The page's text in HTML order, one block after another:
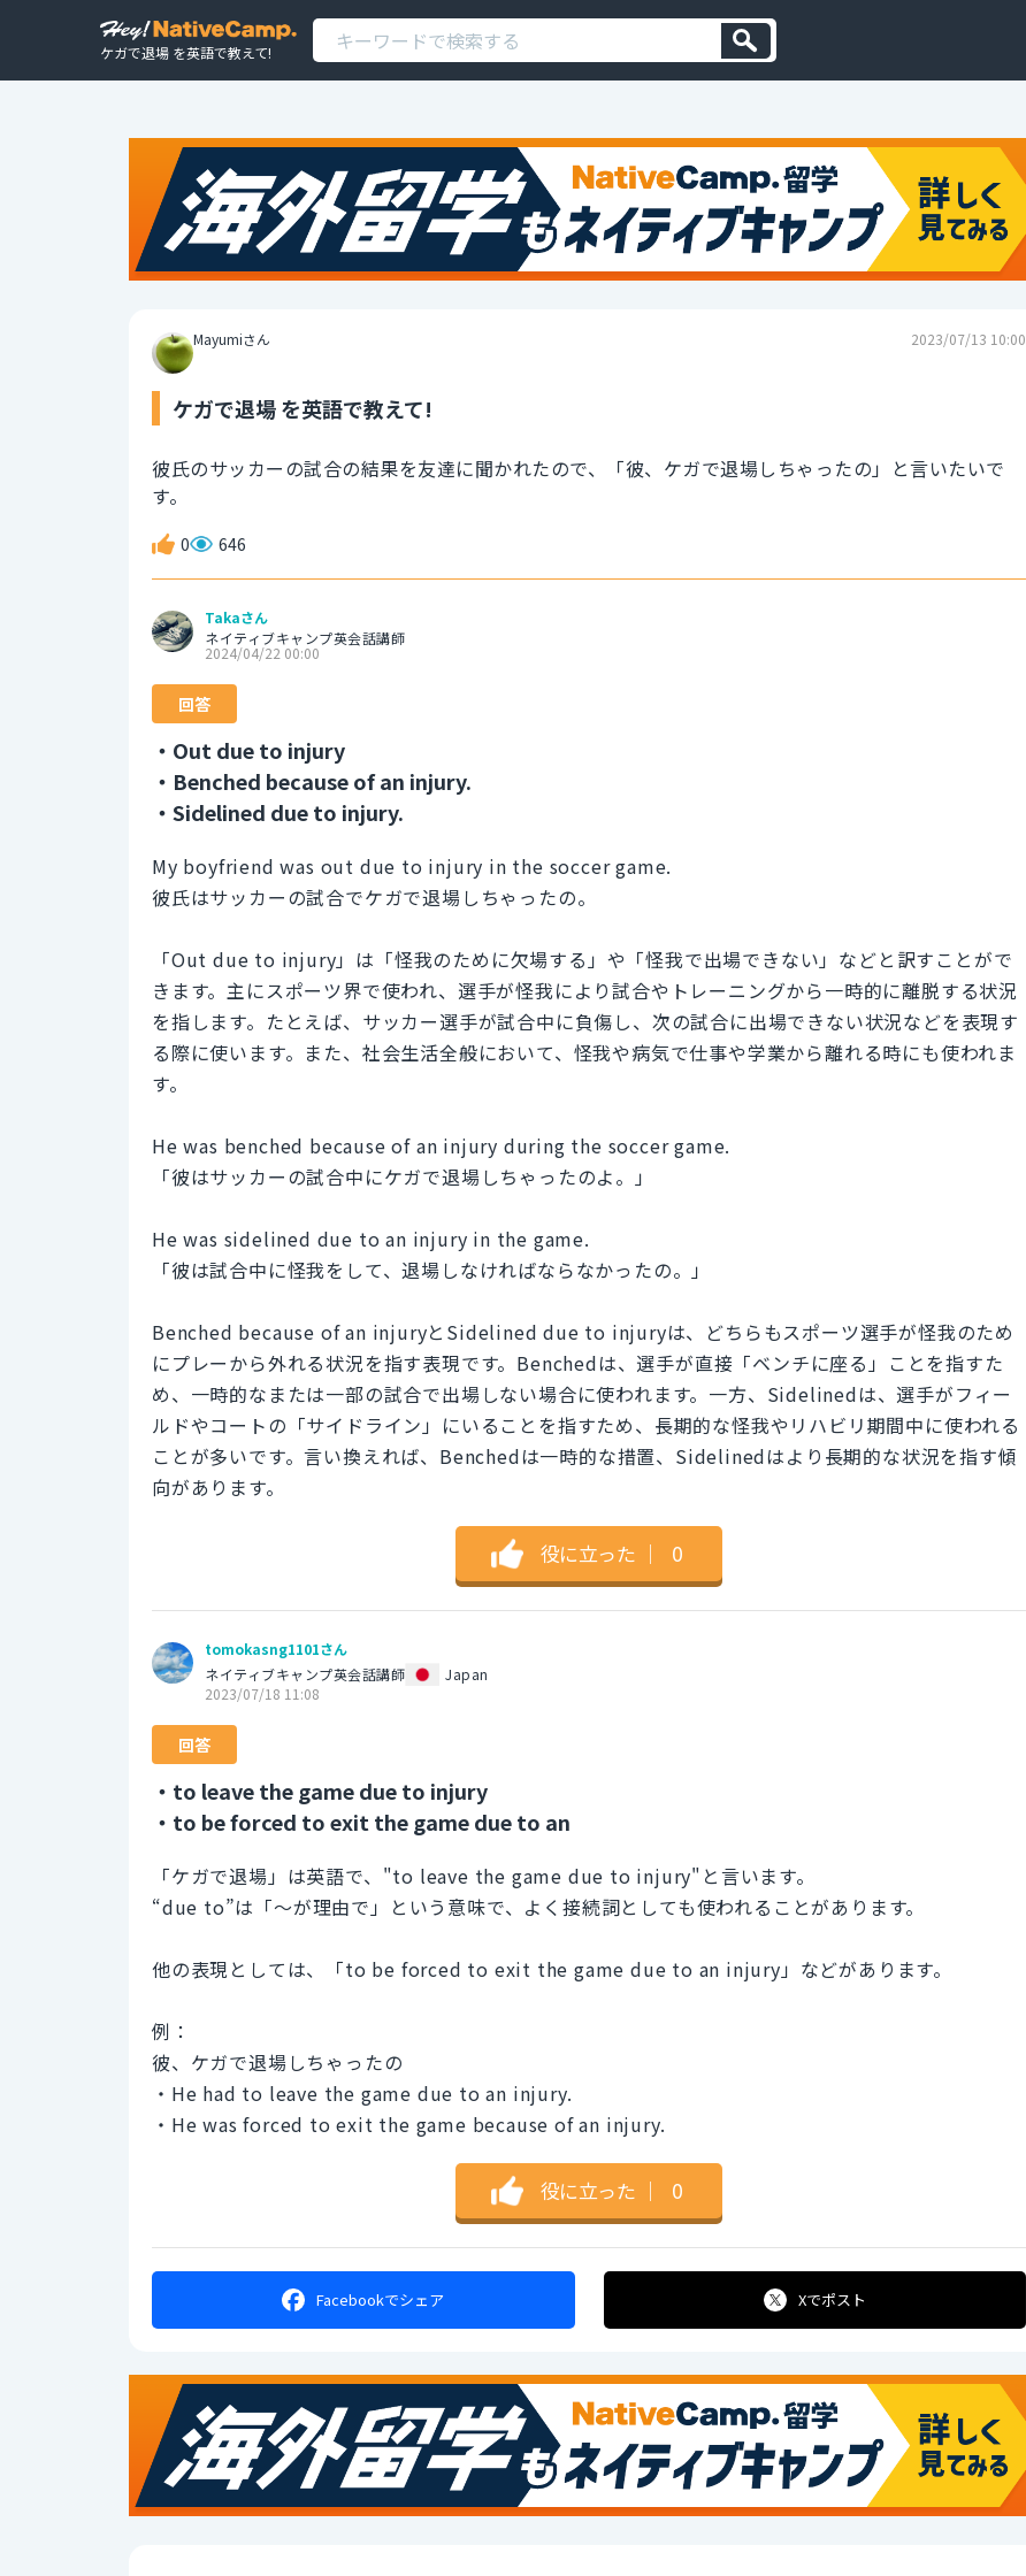
ケガで退場 を英語で教えて!
Mayumiさん 2023/07/13 10:00
ケガで退場 を英語で教えて!
彼氏のサッカーの試合の結果を友達に聞かれたので、「彼、ケガで退場しちゃったの」と言いたいで
す。
0 646
Takaさん
ネイティブキャンプ英会話講師
2024/04/22 00:00
回答
・Out due to injury
・Benched because of an injury.
・Sidelined due to injury.
My boyfriend was out due to injury in the soccer game.
彼氏はサッカーの試合でケガで退場しちゃったの。
「Out due to injury」は「怪我のために欠場する」や「怪我で出場できない」などと訳すことがで
きます。主にスポーツ界で使われ、選手が怪我により試合やトレーニングから一時的に離脱する状況
を指します。たとえば、サッカー選手が試合中に負傷し、次の試合に出場できない状況などを表現す
る際に使います。また、社会生活全般において、怪我や病気で仕事や学業から離れる時にも使われま
す。
He was benched because of an injury during the soccer game.
「彼はサッカーの試合中にケガで退場しちゃったのよ。」
He was sidelined due to an injury in the game.
「彼は試合中に怪我をして、退場しなければならなかったの。」
Benched because of an injuryとSidelined due to injuryは、どちらもスポーツ選手が怪我のため
にプレーから外れる状況を指す表現です。Benchedは、選手が直接「ベンチに座る」ことを指すた
め、一時的なまたは一部の試合で出場しない場合に使われます。一方、Sidelinedは、選手がフィー
ルドやコートの「サイドライン」にいることを指すため、長期的な怪我やリハビリ期間中に使われる
ことが多いです。言い換えれば、Benchedは一時的な措置、Sidelinedはより長期的な状況を指す傾
向があります。
役に立った ｜ 0
tomokasng1101さん
ネイティブキャンプ英会話講師
Japan
2023/07/18 11:08
回答
・to leave the game due to injury
・to be forced to exit the game due to an
「ケガで退場」は英語で、"to leave the game due to injury"と言います。
“due to”は「〜が理由で」という意味で、よく接続詞としても使われることがあります。
他の表現としては、「to be forced to exit the game due to an injury」などがあります。
例：
彼、ケガで退場しちゃったの
・He had to leave the game due to an injury.
・He was forced to exit the game because of an injury.
役に立った ｜ 0
Facebookでシェア Xでポスト